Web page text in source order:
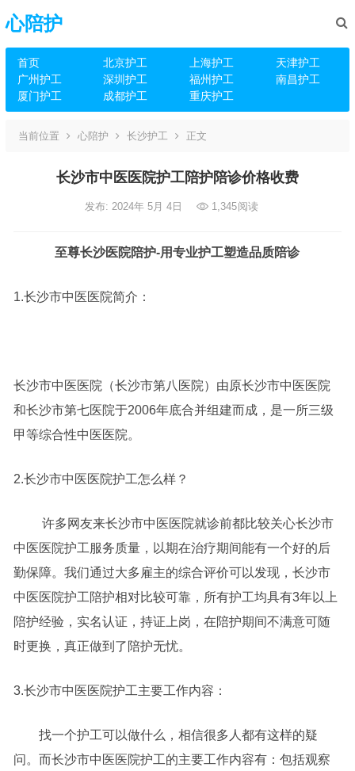
心陪护
首页 北京护工 上海护工
天津护工
广州护工
深圳护工 福州护工
南昌护工
厦门护工
成都护工 重庆护工
当前位置 心陪护 长沙护工 正文
长沙市中医医院护工陪护陪诊价格收费
发布: 2024年 5月 4日 1,345阅读
至尊长沙医院陪护-用专业护工塑造品质陪诊
1.长沙市中医医院简介：
长沙市中医医院（长沙市第八医院）由原长沙市中医医院
和长沙市第七医院于2006年底合并组建而成，是一所三级
甲等综合性中医医院。
2.长沙市中医医院护工怎么样？
许多网友来长沙市中医医院就诊前都比较关心长沙市
中医医院护工服务质量，以期在治疗期间能有一个好的后
勤保障。我们通过大多雇主的综合评价可以发现，长沙市
中医医院护工陪护相对比较可靠，所有护工均具有3年以上
陪护经验，实名认证，持证上岗，在陪护期间不满意可随
时更换，真正做到了陪护无忧。
3.长沙市中医医院护工主要工作内容：
找一个护工可以做什么，相信很多人都有这样的疑
问。而长沙市中医医院护工的主要工作内容有：包括观察